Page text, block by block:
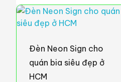
Đèn Neon Sign cho
quán bia siêu đẹp ở
HCM